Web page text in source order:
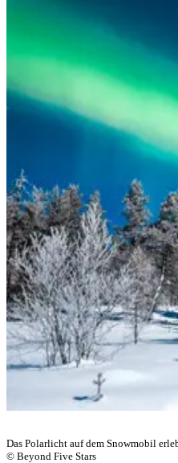
Das Polarlicht auf dem Snowmobil
© Beyond Five Stars